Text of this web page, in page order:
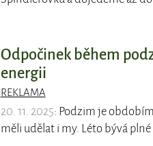
Odpočinek během
energii
REKLAMA
20. 11. 2025: Podzim je
měli udělat i my. Léto bývá